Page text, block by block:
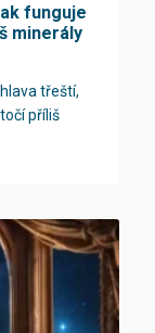
funguje
minerály
třeští,
příliš